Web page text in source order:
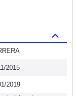
2015
2019